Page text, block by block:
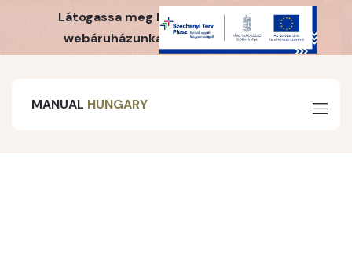
Látogassa meg MH Webshop irodaszer
webáruházunkat is! Kattintson ide!
MANUAL HUNGARY